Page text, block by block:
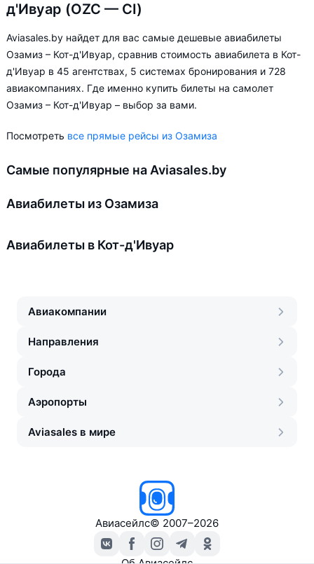
д'Ивуар (OZC — CI)
Aviasales.by найдет для вас самые дешевые авиабилеты
Озамиз – Кот-д'Ивуар, сравнив стоимость авиабилета в Кот-
д'Ивуар в 45 агентствах, 5 системах бронирования и 728
авиакомпаниях. Где именно купить билеты на самолет
Озамиз – Кот-д'Ивуар – выбор за вами.
Посмотреть все прямые рейсы из Озамиза
Самые популярные на Aviasales.by
Авиабилеты из Озамиза
Авиабилеты в Кот-д'Ивуар
Авиакомпании
Направления
Города
Аэропорты
Aviasales в мире
Авиасейлс© 2007–2026